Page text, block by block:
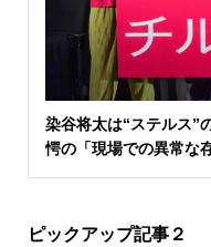
染谷将太は“ステルス”
愕の「現場での異常な
ピックアップ記事２